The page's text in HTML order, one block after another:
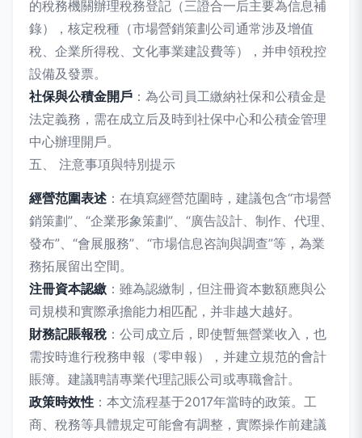
的稅務機關辦理稅務登記（三證合一后主要為信息補
錄），核定稅種（市場營銷策劃公司通常涉及增值
稅、企業所得稅、文化事業建設費等），并申領稅控
設備及發票。
社保與公積金開戶 ：為公司員工繳納社保和公積金是
法定義務，需在成立后及時到社保中心和公積金管理
中心辦理開戶。
五、 注意事項與特別提示
經營范圍表述 ：在填寫經營范圍時，建議包含“市場營
銷策劃”、“企業形象策劃”、“廣告設計、制作、代理、
發布”、“會展服務”、“市場信息咨詢與調查”等，為業
務拓展留出空間。
注冊資本認繳 ：雖為認繳制，但注冊資本數額應與公
司規模和實際承擔能力相匹配，并非越大越好。
財務記賬報稅 ：公司成立后，即使暫無營業收入，也
需按時進行稅務申報（零申報），并建立規范的會計
賬簿。建議聘請專業代理記賬公司或專職會計。
政策時效性 ：本文流程基于2017年當時的政策。工
商、稅務等具體規定可能會有調整，實際操作前建議